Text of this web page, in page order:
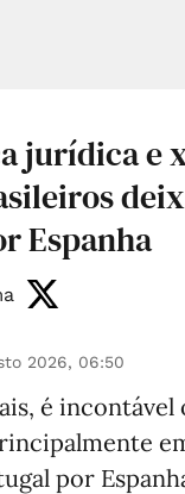
jurídica e
Espanha
2026, 06:50
é
por